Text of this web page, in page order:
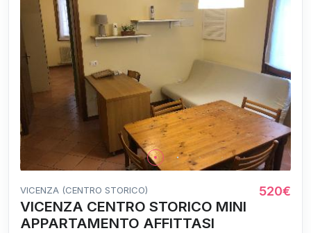
VICENZA (CENTRO STORICO) 520€
VICENZA CENTRO STORICO MINI
APPARTAMENTO AFFITTASI